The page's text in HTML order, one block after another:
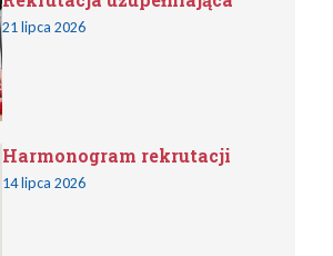
21 lipca 2026
Harmonogram rekrutacji
14 lipca 2026